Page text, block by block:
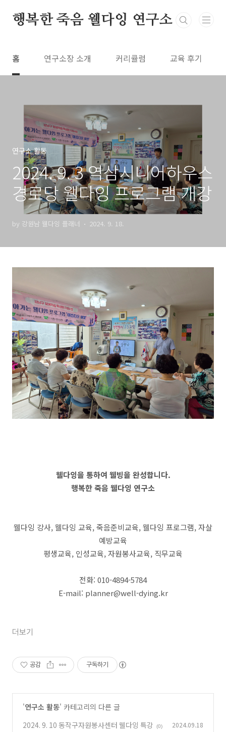
행복한 죽음 웰다잉 연구소
홈 연구소장 소개 커리큘럼 교육 후기
연구소 활동
2024. 9. 3 역삼시니어하우스
경로당 웰다잉 프로그램 개강
by 강원남 웰다잉 플래너 2024. 9. 18.
웰다잉을 통하여 웰빙을 완성합니다.
행복한 죽음 웰다잉 연구소
웰다잉 강사, 웰다잉 교육, 죽음준비교육, 웰다잉 프로그램, 자살
예방교육
평생교육, 인성교육, 자원봉사교육, 직무교육
전화: 010-4894-5784
E-mail: planner@well-dying.kr
더보기
공감 구독하기
'연구소 활동' 카테고리의 다른 글
2024. 9. 10 동작구자원봉사센터 웰다잉 특강
(0) 2024.09.18